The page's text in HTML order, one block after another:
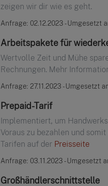
zeigen wir dir wie es geht.
Anfrage: 02.12.2023 - Umgesetzt
Arbeitspakete für
Wertvolle Zeit und Mühe
Rechnungen. Mehr
Anfrage: 27.11.2023 - Umgesetzt
Prepaid-Tarif
Implementiert, um
Voraus zu bezahlen und
Tarifen auf der Preisseite
Anfrage: 03.11.2023 - Umgesetzt
Großhändlerschnittstelle